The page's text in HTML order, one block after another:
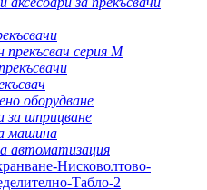
серия M
оборудване
за шприцване
машина
автоматизация